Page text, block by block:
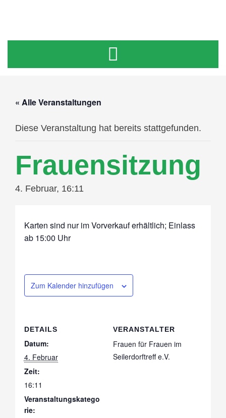
« Alle Veranstaltungen
Diese Veranstaltung hat bereits stattgefunden.
Frauensitzung
4. Februar, 16:11
Karten sind nur im Vorverkauf erhältlich; Einlass
ab 15:00 Uhr
Zum Kalender hinzufügen
DETAILS
Datum:
4. Februar
Zeit:
16:11
Veranstaltungskatego
rie:
VERANSTALTER
Frauen für Frauen im
Seilerdorftreff e.V.